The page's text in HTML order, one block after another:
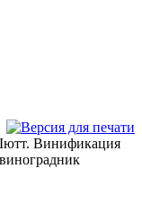
Винификация